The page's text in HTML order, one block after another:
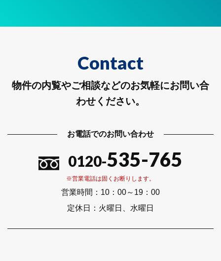
Contact
物件の内覧やご相談などのお気軽にお問い合
わせください。
お電話でのお問い合わせ
0120-535-765
※営業電話は固くお断りします。
営業時間： 10：00～19：00
定休日： 火曜日、水曜日